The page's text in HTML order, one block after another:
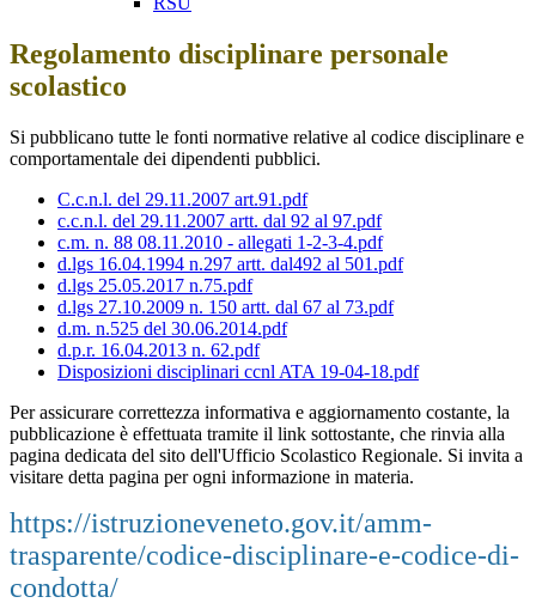
Regolamento disciplinare personale
scolastico
Si pubblicano tutte le fonti normative relative al codice disciplinare e
comportamentale dei dipendenti pubblici.
C.c.n.l. del 29.11.2007 art.91.pdf
c.c.n.l. del 29.11.2007 artt. dal 92 al 97.pdf
c.m. n. 88 08.11.2010 - allegati 1-2-3-4.pdf
d.lgs 16.04.1994 n.297 artt. dal492 al 501.pdf
d.lgs 25.05.2017 n.75.pdf
d.lgs 27.10.2009 n. 150 artt. dal 67 al 73.pdf
d.m. n.525 del 30.06.2014.pdf
d.p.r. 16.04.2013 n. 62.pdf
Disposizioni disciplinari ccnl ATA 19-04-18.pdf
Per assicurare correttezza informativa e aggiornamento costante, la
pubblicazione è effettuata tramite il link sottostante, che rinvia alla
pagina dedicata del sito dell'Ufficio Scolastico Regionale. Si invita a
visitare detta pagina per ogni informazione in materia.
https://istruzioneveneto.gov.it/amm-
trasparente/codice-disciplinare-e-codice-di-
condotta/